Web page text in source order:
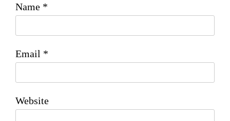
Name *
Email *
Website